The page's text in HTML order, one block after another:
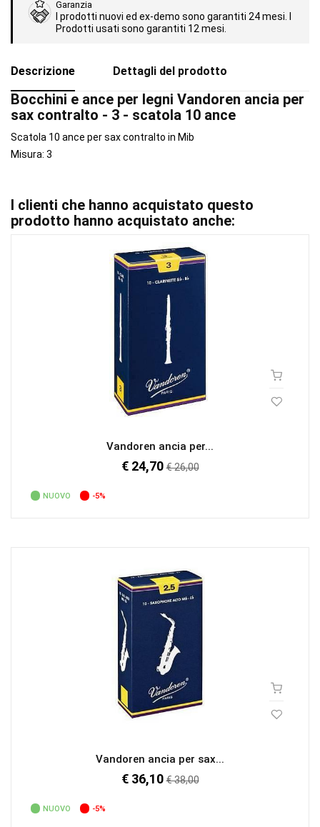
Garanzia
I prodotti nuovi ed ex-demo sono garantiti 24 mesi. I
Prodotti usati sono garantiti 12 mesi.
Descrizione Dettagli del prodotto
Bocchini e ance per legni Vandoren ancia per
sax contralto - 3 - scatola 10 ance
Scatola 10 ance per sax contralto in Mib
Misura: 3
I clienti che hanno acquistato questo
prodotto hanno acquistato anche:
Vandoren ancia per...
€ 24,70Prezzo
€ 26,00
NUOVO -5%
Vandoren ancia per sax...
€ 36,10Prezzo
€ 38,00
NUOVO -5%